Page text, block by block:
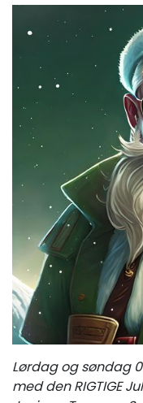
Lørdag og søndag
med den RIGTIGE